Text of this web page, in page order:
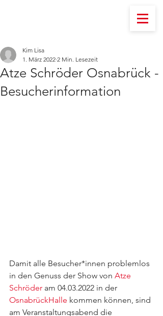
Atze Schröder Osnabrück -
Besucherinformation
Kim Lisa
1. März 2022 2 Min. Lesezeit
Damit alle Besucher*innen problemlos
in den Genuss der Show von Atze
Schröder am 04.03.2022 in der
OsnabrückHalle kommen können, sind
am Veranstaltungsabend die